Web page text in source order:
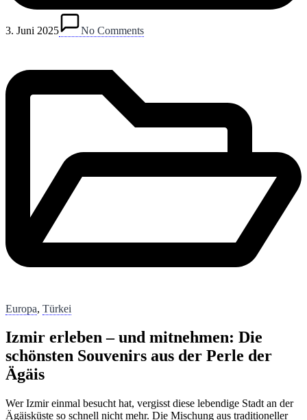
3. Juni 2025 No Commentsin
Europa, Türkei
Izmir erleben – und mitnehmen: Die
schönsten Souvenirs aus der Perle der
Ägäis
Wer Izmir einmal besucht hat, vergisst diese lebendige Stadt an der
Ägäisküste so schnell nicht mehr. Die Mischung aus traditioneller